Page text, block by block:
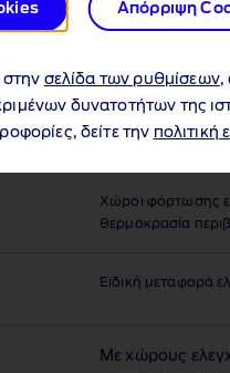
Απόρριψη
στην σελίδα των ρυθμίσεων,
δυνατοτήτων της
δείτε την πολιτική
Χώροι φόρτωσης
θερμοκρασία
Ειδική μεταφορά
Με χώρους